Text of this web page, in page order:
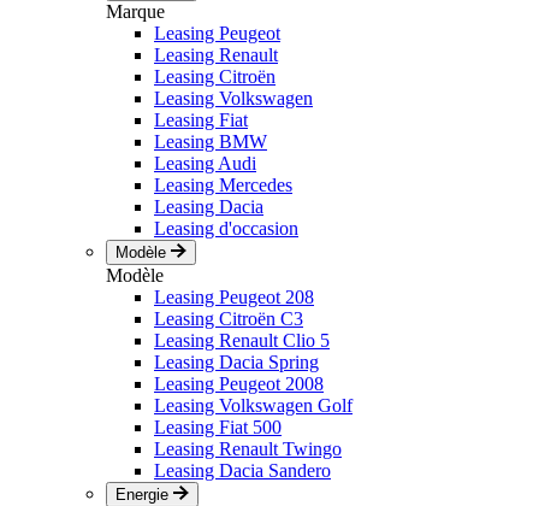
Marque
Leasing Peugeot
Leasing Renault
Leasing Citroën
Leasing Volkswagen
Leasing Fiat
Leasing BMW
Leasing Audi
Leasing Mercedes
Leasing Dacia
Leasing d'occasion
Modèle
Modèle
Leasing Peugeot 208
Leasing Citroën C3
Leasing Renault Clio 5
Leasing Dacia Spring
Leasing Peugeot 2008
Leasing Volkswagen Golf
Leasing Fiat 500
Leasing Renault Twingo
Leasing Dacia Sandero
Energie